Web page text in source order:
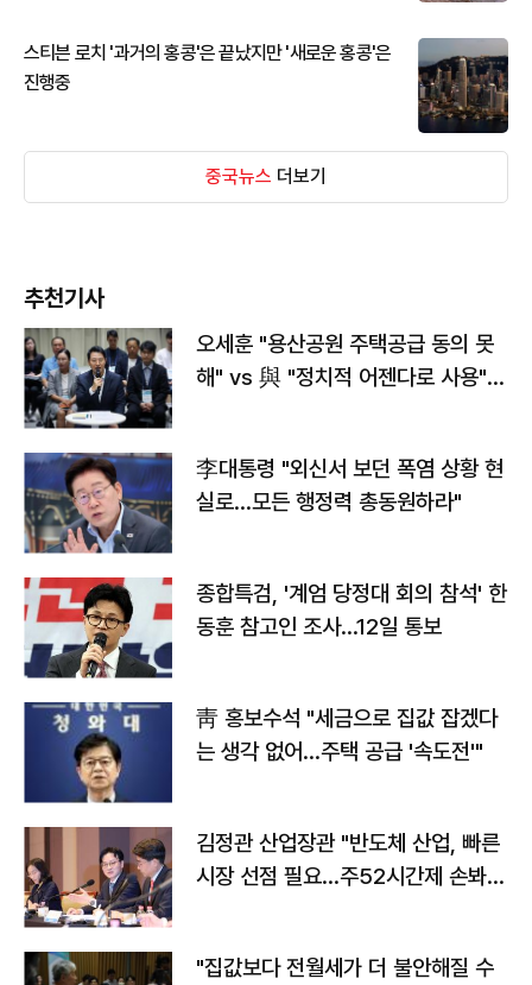
스티븐 로치 '과거의 홍콩'은 끝났지만 '새로운 홍콩'은
진행중
중국뉴스 더보기
추천기사
오세훈 "용산공원 주택공급 동의 못
해" vs 與 "정치적 어젠다로 사용"
李대통령 "외신서 보던 폭염 상황 현
실로…모든 행정력 총동원하라"
종합특검, '계엄 당정대 회의 참석' 한
동훈 참고인 조사...12일 통보
靑 홍보수석 "세금으로 집값 잡겠다
는 생각 없어…주택 공급 '속도전'"
김정관 산업장관 "반도체 산업, 빠른
시장 선점 필요…주52시간제 손봐
"집값보다 전월세가 더 불안해질 수